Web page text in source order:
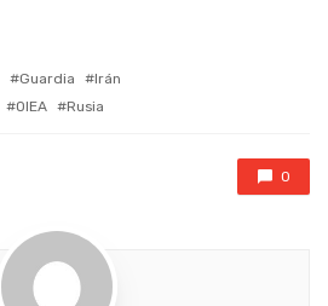
Guardia
Irán
OIEA Rusia
0